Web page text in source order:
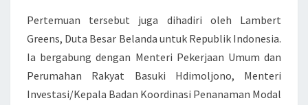
Pertemuan tersebut juga dihadiri oleh Lambert
Greens, Duta Besar Belanda untuk Republik Indonesia.
Ia bergabung dengan Menteri Pekerjaan Umum dan
Perumahan Rakyat Basuki Hdimoljono, Menteri
Investasi/Kepala Badan Koordinasi Penanaman Modal